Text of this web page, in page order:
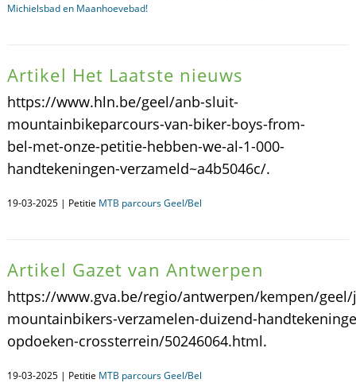
Michielsbad en Maanhoevebad!
Artikel Het Laatste nieuws
https://www.hln.be/geel/anb-sluit-
mountainbikeparcours-van-biker-boys-from-
bel-met-onze-petitie-hebben-we-al-1-000-
handtekeningen-verzameld~a4b5046c/.
19-03-2025 | Petitie MTB parcours Geel/Bel
Artikel Gazet van Antwerpen
https://www.gva.be/regio/antwerpen/kempen/geel/
mountainbikers-verzamelen-duizend-
opdoeken-crossterrein/50246064.html.
19-03-2025 | Petitie MTB parcours Geel/Bel